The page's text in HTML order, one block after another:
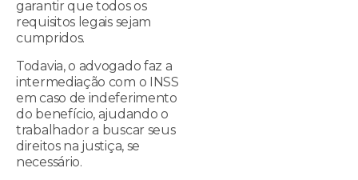
garantir que todos os
requisitos legais sejam
cumpridos.
Todavia, o advogado faz a
intermediação com o INSS
em caso de indeferimento
do benefício, ajudando o
trabalhador a buscar seus
direitos na justiça, se
necessário.